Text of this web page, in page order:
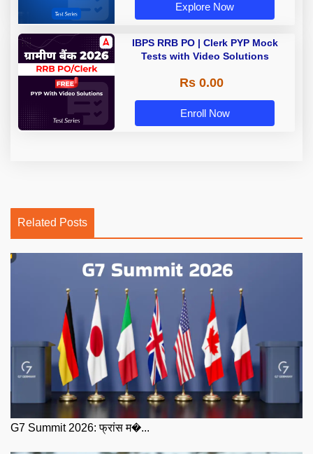
Explore Now
IBPS RRB PO | Clerk PYP Mock
Tests with Video Solutions
Rs 0.00
Enroll Now
Related Posts
G7 Summit 2026: फ्रांस म�...